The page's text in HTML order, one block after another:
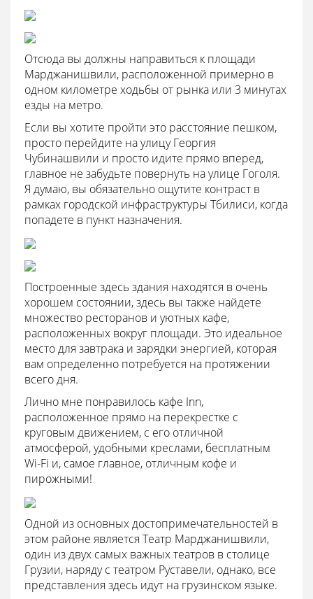
Отсюда вы должны направиться к площади
Марджанишвили, расположенной примерно в
одном километре ходьбы от рынка или 3 минутах
езды на метро.
Если вы хотите пройти это расстояние пешком,
просто перейдите на улицу Георгия
Чубинашвили и просто идите прямо вперед,
главное не забудьте повернуть на улице Гоголя.
Я думаю, вы обязательно ощутите контраст в
рамках городской инфраструктуры Тбилиси, когда
попадете в пункт назначения.
Построенные здесь здания находятся в очень
хорошем состоянии, здесь вы также найдете
множество ресторанов и уютных кафе,
расположенных вокруг площади. Это идеальное
место для завтрака и зарядки энергией, которая
вам определенно потребуется на протяжении
всего дня.
Лично мне понравилось кафе Inn,
расположенное прямо на перекрестке с
круговым движением, с его отличной
атмосферой, удобными креслами, бесплатным
Wi-Fi и, самое главное, отличным кофе и
пирожными!
Одной из основных достопримечательностей в
этом районе является Театр Марджанишвили,
один из двух самых важных театров в столице
Грузии, наряду с театром Руставели, однако, все
представления здесь идут на грузинском языке.